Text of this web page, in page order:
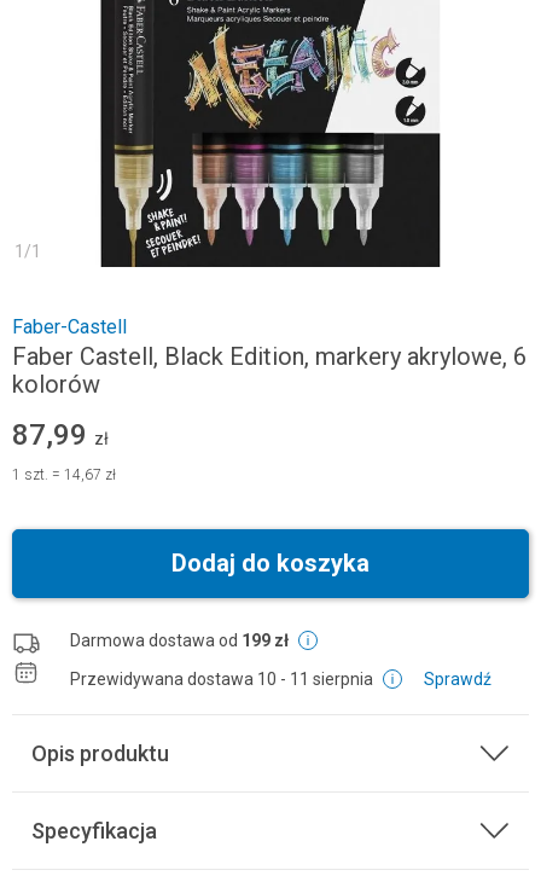
1 /1
Faber-Castell
Faber Castell, Black Edition, markery akrylowe, 6
kolorów
87,99 zł
1 szt. = 14,67 zł
Dodaj do koszyka
Darmowa dostawa od 199 zł
Przewidywana dostawa 10 - 11 sierpnia Sprawdź
Opis produktu
Specyfikacja